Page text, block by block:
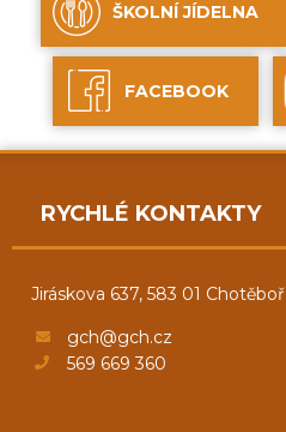
ŠKOLNÍ JÍDELNA
FACEBOOK
RYCHLÉ KONTAKTY
Jiráskova 637, 583 01 Chotěboř
gch@gch.cz
569 669 360